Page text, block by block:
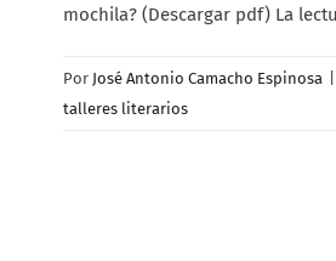
mochila? (Descargar pdf) La
Por José Antonio Camacho Espinosa
talleres literarios